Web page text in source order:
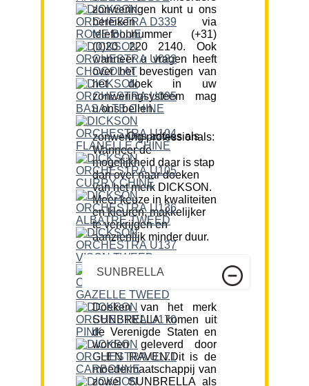
zonweringen kunt u ons
bereiken via
telefoonnummer (+31)
(0)20 220 2140. Ook
wanneer u vragen heeft
over het bevestigen van
het doek in uw
zonweringsysteem mag
u ons bellen.
Ons advies als zonwering professionals:
Wanneer de
mogelijkheid daar is stap
dan over naar doeken
van het merk DICKSON.
Meer keuze in kwaliteiten
en kleuren, makkelijker
te verkrijgen en
aanzienlijk minder duur.
SUNBRELLA
Doeken van het merk
SUNBRELLA komen uit
de Verenigde Staten en
worden geleverd door
GLEN RAVEN.Dit is de
moedermaatschappij van
zowel SUNBRELLA als